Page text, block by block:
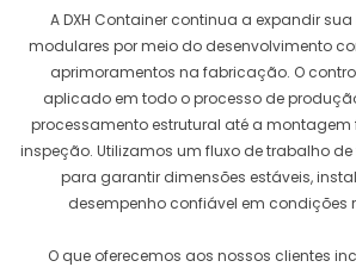
A DXH Container continua a expandir
modulares por meio do desenvolvimento
aprimoramentos na fabricação. O
aplicado em todo o processo de
processamento estrutural até a
inspeção. Utilizamos um fluxo de trabalho
para garantir dimensões estáveis,
desempenho confiável em condições
O que oferecemos aos nossos clientes